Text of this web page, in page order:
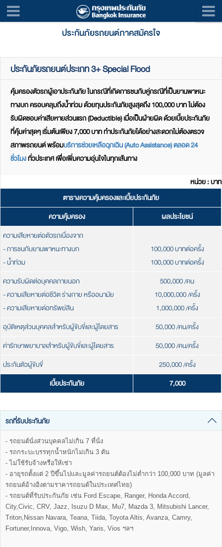
ประกันภัยรถยนต์ภาคสมัครใจ
ประกันภัยรถยนต์ประเภท 3+ Special Flood
คุ้มครองตัวรถผู้เอาประกันภัย ในกรณีที่เกิดการชนกับคู่กรณีที่เป็นยานพาหนะ
ทางบก ครอบคลุมถึงน้ำท่วม ด้วยทุนประกันภัยสูงสุดถึง 100,000 บาท ไม่ต้อง
รับผิดชอบค่าเสียหายส่วนแรก (Deductible) เมื่อเป็นฝ่ายผิด ด้วยเบี้ยประกันภัย
ที่คุ้มค่าสุดๆ เริ่มต้นเพียง 7,000 บาท ทำประกันภัยได้อย่างสะดวกไม่ต้องตรวจ
สภาพรถยนต์ พร้อมบริการช่วยเหลือฉุกเฉิน (Auto Assistance) ตลอด 24
ชั่วโมงทั่วประเทศ เพื่อเพิ่มความอุ่นใจในทุกเส้นทาง
หน่วย : บาท
ตารางความคุ้มครองและเบี้ยประกันภัย
ความคุ้มครอง
ผลประโยชน์
ความเสียหายต่อตัวรถเนื่องจาก
- การชนกับยานพาหนะทางบก
- น้ำท่วม
100,000 บาทต่อครั้ง
100,000 บาทต่อครั้ง
ความรับผิดต่อบุคคลภายนอก
- ความเสียหายต่อชีวิต ร่างกาย หรืออนามัย
- ความเสียหายต่อทรัพย์สิน
500,000 /คน
10,000,000 /ครั้ง
1,000,000 /ครั้ง
อุบัติเหตุส่วนบุคคลสำหรับผู้ขับขี่และผู้โดยสาร
50,000 /คน/ครั้ง
ค่ารักษาพยาบาลสำหรับผู้ขับขี่และผู้โดยสาร
50,000 /คน/ครั้ง
ประกันตัวผู้ขับขี่
250,000 /ครั้ง
เบี้ยประกันภัย
7,000
รถที่รับประกันภัย
- รถยนต์นั่งส่วนบุคคลไม่เกิน 7 ที่นั่ง
- รถกระบะบรรทุกน้ำหนักไม่เกิน 3 ตัน
- ไม่ใช้รับจ้างหรือให้เช่า
- อายุรถตั้งแต่ 2 ปีขึ้นไปและมูลค่ารถยนต์ต้องไม่ต่ำกว่า 100,000 บาท (มูลค่า
รถยนต์อ้างอิงตามราคารถยนต์ในประเทศไทย)
- รถยนต์ที่รับประกันภัย เช่น Ford Escape, Ranger, Honda Accord,
City,Civic, CRV, Jazz, Isuzu D Max, Mu7, Mazda 3, Mitsubishi Lancer,
Triton,Nissan Navara, Teana, Tiida, Toyota Altis, Avanza, Camry,
Fortuner,Innova, Vigo, Wish, Yaris, Vios ฯลฯ